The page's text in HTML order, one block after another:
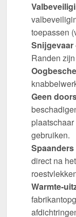
toepassen
Snijgevaar
Randen
Geen
gebruiken.
direct na
Warmte-